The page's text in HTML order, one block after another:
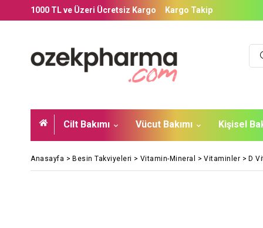
1000 TL ve Üzeri Ücretsiz Kargo Kargo Takip
Cilt Bakımı Vücut Bakımı Kişisel
Anasayfa > Besin Takviyeleri > Vitamin-Mineral > Vitaminler > D